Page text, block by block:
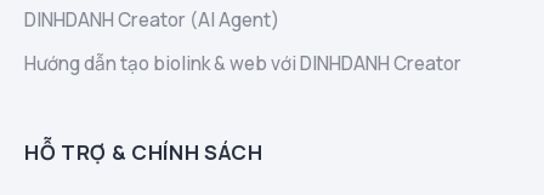
DINHDANH Creator (AI Agent)
Hướng dẫn tạo biolink & web với DINHDANH Creator
HỖ TRỢ & CHÍNH SÁCH